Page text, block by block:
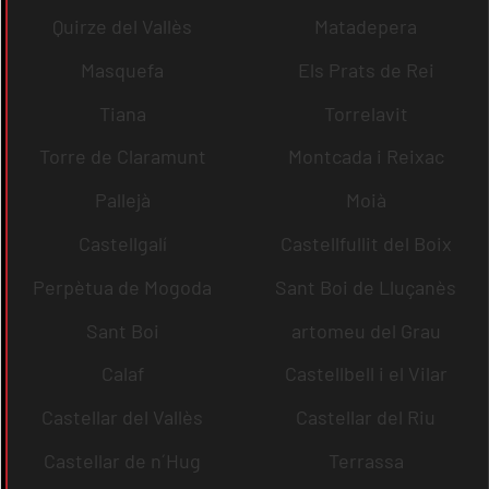
Quirze del Vallès
Matadepera
Masquefa
Els Prats de Rei
Tiana
Torrelavit
Torre de Claramunt
Montcada i Reixac
Pallejà
Moià
Castellgalí
Castellfullit del Boix
Perpètua de Mogoda
Sant Boi de Lluçanès
Sant Boi
artomeu del Grau
Calaf
Castellbell i el Vilar
Castellar del Vallès
Castellar del Riu
Castellar de n´Hug
Terrassa